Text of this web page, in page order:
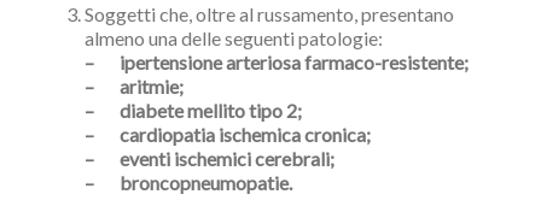
Soggetti che, oltre al russamento, presentano
almeno una delle seguenti patologie:
– ipertensione arteriosa farmaco-resistente;
– aritmie;
– diabete mellito tipo 2;
– cardiopatia ischemica cronica;
– eventi ischemici cerebrali;
– broncopneumopatie.